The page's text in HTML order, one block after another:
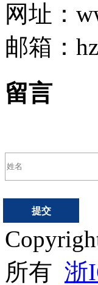
网址：
邮箱：
留言
所有 浙